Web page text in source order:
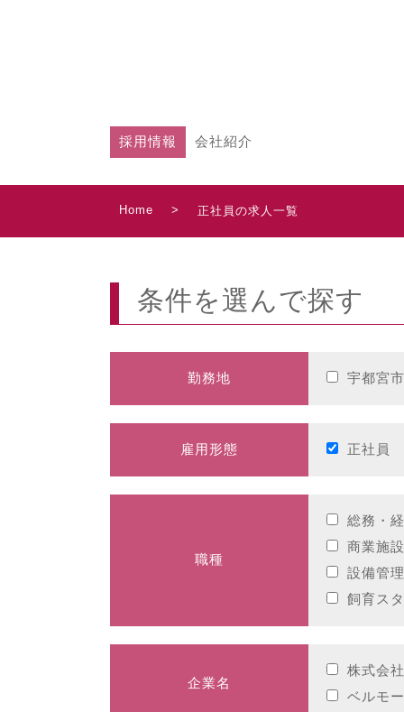
採用情報 会社紹介
Home > 正社員の求人一覧
条件を選んで探す
勤務地 宇都宮市
雇用形態 正社員
職種
総務・
商業施
設備管理
飼育ス
企業名
株式会
ベルモ